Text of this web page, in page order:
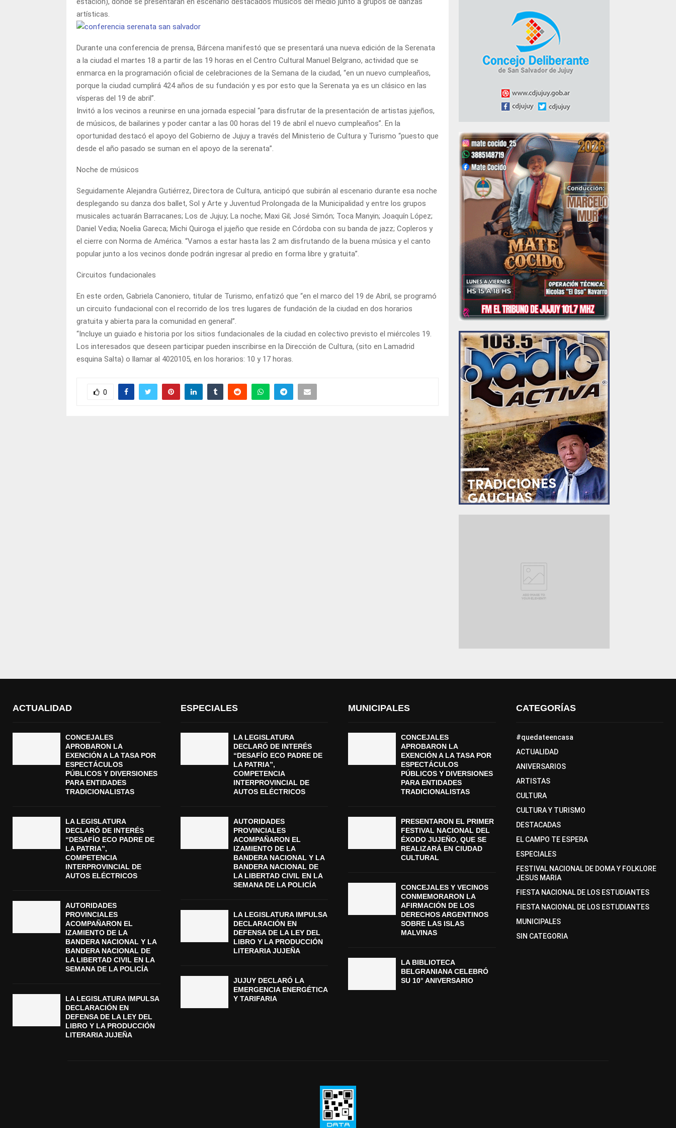
artísticas.
Durante una conferencia de prensa, Bárcena manifestó que se presentará una nueva edición de la Serenata
a la ciudad el martes 18 a partir de las 19 horas en el Centro Cultural Manuel Belgrano, actividad que se
enmarca en la programación oficial de celebraciones de la Semana de la ciudad, “en un nuevo cumpleaños,
porque la ciudad cumplirá 424 años de su fundación y es por esto que la Serenata ya es un clásico en las
vísperas del 19 de abril”.
Invitó a los vecinos a reunirse en una jornada especial “para disfrutar de la presentación de artistas jujeños,
de músicos, de bailarines y poder cantar a las 00 horas del 19 de abril el nuevo cumpleaños”. En la
oportunidad destacó el apoyo del Gobierno de Jujuy a través del Ministerio de Cultura y Turismo “puesto que
desde el año pasado se suman en el apoyo de la serenata”.
Noche de músicos
Seguidamente Alejandra Gutiérrez, Directora de Cultura, anticipó que subirán al escenario durante esa noche
desplegando su danza dos ballet, Sol y Arte y Juventud Prolongada de la Municipalidad y entre los grupos
musicales actuarán Barracanes; Los de Jujuy; La noche; Maxi Gil; José Simón; Toca Manyin; Joaquín López;
Daniel Vedia; Noelia Gareca; Michi Quiroga el jujeño que reside en Córdoba con su banda de jazz; Copleros y
el cierre con Norma de América. “Vamos a estar hasta las 2 am disfrutando de la buena música y el canto
popular junto a los vecinos donde podrán ingresar al predio en forma libre y gratuita”.
Circuitos fundacionales
En este orden, Gabriela Canoniero, titular de Turismo, enfatizó que “en el marco del 19 de Abril, se programó
un circuito fundacional con el recorrido de los tres lugares de fundación de la ciudad en dos horarios
gratuita y abierta para la comunidad en general”.
“Incluye un guiado e historia por los sitios fundacionales de la ciudad en colectivo previsto el miércoles 19.
Los interesados que deseen participar pueden inscribirse en la Dirección de Cultura, (sito en Lamadrid
esquina Salta) o llamar al 4020105, en los horarios: 10 y 17 horas.
0
ACTUALIDAD
CONCEJALES
APROBARON LA
EXENCIÓN A LA TASA POR
ESPECTÁCULOS
PÚBLICOS Y DIVERSIONES
PARA ENTIDADES
TRADICIONALISTAS
LA LEGISLATURA
DECLARÓ DE INTERÉS
“DESAFÍO ECO PADRE DE
LA PATRIA”,
COMPETENCIA
INTERPROVINCIAL DE
AUTOS ELÉCTRICOS
AUTORIDADES
PROVINCIALES
ACOMPAÑARON EL
IZAMIENTO DE LA
BANDERA NACIONAL Y LA
BANDERA NACIONAL DE
LA LIBERTAD CIVIL EN LA
SEMANA DE LA POLICÍA
LA LEGISLATURA IMPULSA
DECLARACIÓN EN
DEFENSA DE LA LEY DEL
LIBRO Y LA PRODUCCIÓN
LITERARIA JUJEÑA
ESPECIALES
LA LEGISLATURA
DECLARÓ DE INTERÉS
“DESAFÍO ECO PADRE DE
LA PATRIA”,
COMPETENCIA
INTERPROVINCIAL DE
AUTOS ELÉCTRICOS
AUTORIDADES
PROVINCIALES
ACOMPAÑARON EL
IZAMIENTO DE LA
BANDERA NACIONAL Y LA
BANDERA NACIONAL DE
LA LIBERTAD CIVIL EN LA
SEMANA DE LA POLICÍA
LA LEGISLATURA IMPULSA
DECLARACIÓN EN
DEFENSA DE LA LEY DEL
LIBRO Y LA PRODUCCIÓN
LITERARIA JUJEÑA
JUJUY DECLARÓ LA
EMERGENCIA ENERGÉTICA
Y TARIFARIA
MUNICIPALES
CONCEJALES
APROBARON LA
EXENCIÓN A LA TASA POR
ESPECTÁCULOS
PÚBLICOS Y DIVERSIONES
PARA ENTIDADES
TRADICIONALISTAS
PRESENTARON EL PRIMER
FESTIVAL NACIONAL DEL
ÉXODO JUJEÑO, QUE SE
REALIZARÁ EN CIUDAD
CULTURAL
CONCEJALES Y VECINOS
CONMEMORARON LA
AFIRMACIÓN DE LOS
DERECHOS ARGENTINOS
SOBRE LAS ISLAS
MALVINAS
LA BIBLIOTECA
BELGRANIANA CELEBRÓ
SU 10° ANIVERSARIO
CATEGORÍAS
#quedateencasa
ACTUALIDAD
ANIVERSARIOS
ARTISTAS
CULTURA
CULTURA Y TURISMO
DESTACADAS
EL CAMPO TE ESPERA
ESPECIALES
FESTIVAL NACIONAL DE DOMA Y FOLKLORE
JESUS MARIA
FIESTA NACIONAL DE LOS ESTUDIANTES
FIESTA NACIONAL DE LOS ESTUDIANTES
MUNICIPALES
SIN CATEGORIA